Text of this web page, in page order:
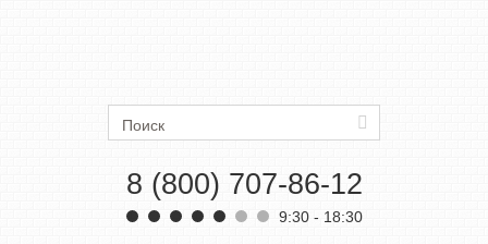
8 (800) 707-86-12
9:30 - 18:30